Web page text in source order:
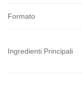
Formato
Ingredienti Principali